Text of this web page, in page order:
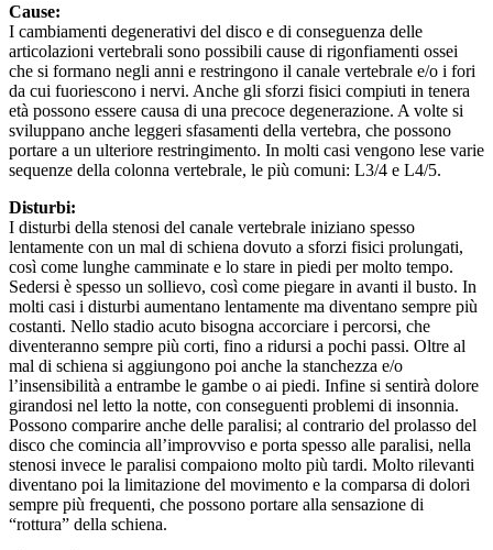
Cause:
I cambiamenti degenerativi del disco e di conseguenza delle
articolazioni vertebrali sono possibili cause di rigonfiamenti ossei
che si formano negli anni e restringono il canale vertebrale e/o i fori
da cui fuoriescono i nervi. Anche gli sforzi fisici compiuti in tenera
età possono essere causa di una precoce degenerazione. A volte si
sviluppano anche leggeri sfasamenti della vertebra, che possono
portare a un ulteriore restringimento. In molti casi vengono lese varie
sequenze della colonna vertebrale, le più comuni: L3/4 e L4/5.
Disturbi:
I disturbi della stenosi del canale vertebrale iniziano spesso
lentamente con un mal di schiena dovuto a sforzi fisici prolungati,
così come lunghe camminate e lo stare in piedi per molto tempo.
Sedersi è spesso un sollievo, così come piegare in avanti il busto. In
molti casi i disturbi aumentano lentamente ma diventano sempre più
costanti. Nello stadio acuto bisogna accorciare i percorsi, che
diventeranno sempre più corti, fino a ridursi a pochi passi. Oltre al
mal di schiena si aggiungono poi anche la stanchezza e/o
l’insensibilità a entrambe le gambe o ai piedi. Infine si sentirà dolore
girandosi nel letto la notte, con conseguenti problemi di insonnia.
Possono comparire anche delle paralisi; al contrario del prolasso del
disco che comincia all’improvviso e porta spesso alle paralisi, nella
stenosi invece le paralisi compaiono molto più tardi. Molto rilevanti
diventano poi la limitazione del movimento e la comparsa di dolori
sempre più frequenti, che possono portare alla sensazione di
“rottura” della schiena.